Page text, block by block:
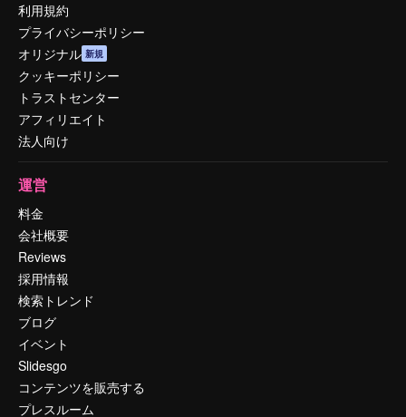
利用規約
プライバシーポリシー
オリジナル 新規
クッキーポリシー
トラストセンター
アフィリエイト
法人向け
運営
料金
会社概要
Reviews
採用情報
検索トレンド
ブログ
イベント
Slidesgo
コンテンツを販売する
プレスルーム